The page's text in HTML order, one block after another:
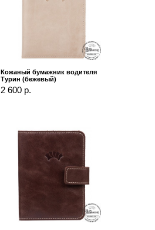
Кожаный бумажник водителя
Турин (бежевый)
2 600 р.